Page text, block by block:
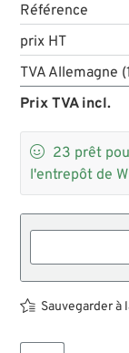
Référence
prix HT
TVA Allemagne
Prix TVA incl.
 23 prêt
l'entrepôt de
Sauvegarder à